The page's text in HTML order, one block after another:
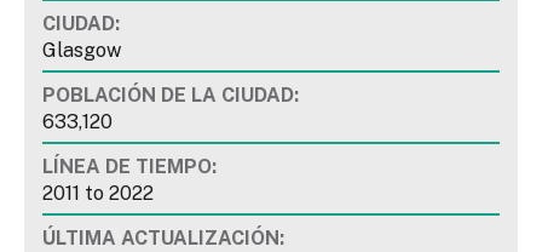
CIUDAD:
Glasgow
POBLACIÓN DE LA CIUDAD:
633,120
LÍNEA DE TIEMPO:
2011 to 2022
ÚLTIMA ACTUALIZACIÓN: